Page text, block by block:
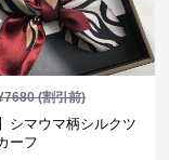
7680(割引前)
シマウマ柄シルクツ
ーフ